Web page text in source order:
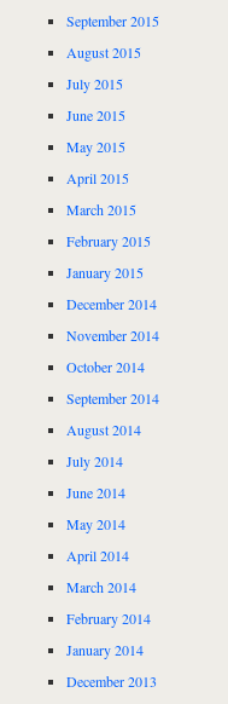
September 2015
August 2015
July 2015
June 2015
May 2015
April 2015
March 2015
February 2015
January 2015
December 2014
November 2014
October 2014
September 2014
August 2014
July 2014
June 2014
May 2014
April 2014
March 2014
February 2014
January 2014
December 2013